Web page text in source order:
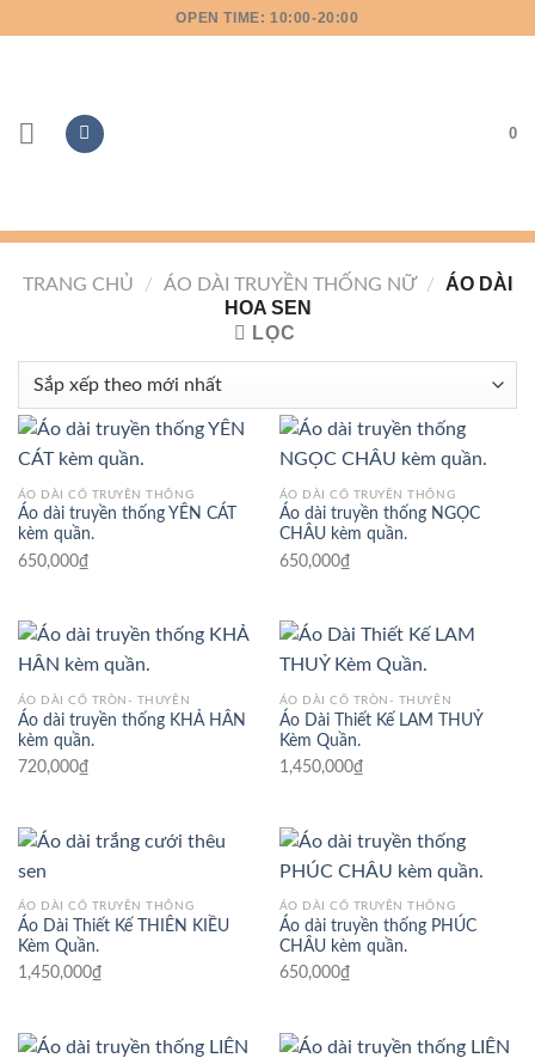
OPEN TIME: 10:00-20:00
0
TRANG CHỦ / ÁO DÀI TRUYỀN THỐNG NỮ /
ÁO DÀI
HOA SEN
LỌC
ÁO DÀI CỔ TRUYỀN THỐNG
Áo dài truyền thống YÊN CÁT
kèm quần.
650,000₫
ÁO DÀI CỔ TRUYỀN THỐNG
Áo dài truyền thống NGỌC
CHÂU kèm quần.
650,000₫
ÁO DÀI CỔ TRÒN- THUYỀN
Áo dài truyền thống KHẢ HÂN
kèm quần.
720,000₫
ÁO DÀI CỔ TRÒN- THUYỀN
Áo Dài Thiết Kế LAM THUỶ
Kèm Quần.
1,450,000₫
ÁO DÀI CỔ TRUYỀN THỐNG
Áo Dài Thiết Kế THIÊN KIỀU
Kèm Quần.
1,450,000₫
ÁO DÀI CỔ TRUYỀN THỐNG
Áo dài truyền thống PHÚC
CHÂU kèm quần.
650,000₫